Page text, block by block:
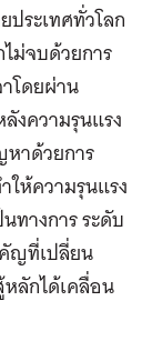
ระเทศทั่วโลก
ม่จบด้วยการ
โดยผ่าน
งความรุนแรง
าด้วยการ
ห้ความรุนแรง
างการ ระดับ
ญที่เปลี่ยน
ลักได้เคลื่อน